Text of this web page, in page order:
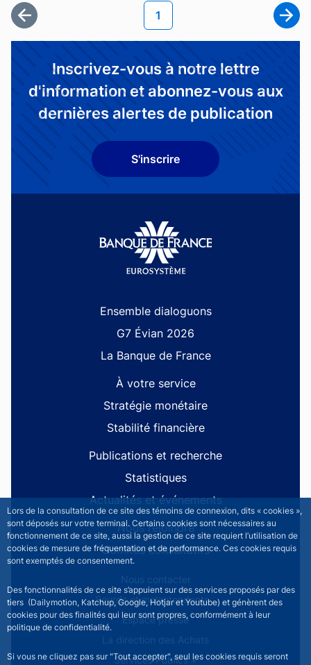
Lors de la consultation de ce site des témoins de connexion, dits « cookies »,
sont déposés sur votre terminal. Certains cookies sont nécessaires au
fonctionnement de ce site, aussi la gestion de ce site requiert l’utilisation de
cookies de mesure de fréquentation et de performance. Ces cookies requis
sont exemptés de consentement.
Des fonctionnalités de ce site s’appuient sur des services proposés par des
tiers (Dailymotion, Katchup, Google, Hotjar et Youtube) et génèrent des
cookies pour des finalités qui leur sont propres, conformément à leur
politique de confidentialité.
Si vous ne cliquez pas sur "Tout accepter", seul les cookies requis seront
Première page
Page courante
1
Inscrivez-vous à notre lettre
d'information et abonnez-vous aux
dernières alertes de publication
S'inscrire
Site navigationEnsemble dialoguons
G7 Évian 2026
La Banque de France
À votre service
Stratégie monétaire
Stabilité financière
Publications et recherche
Statistiques
Actualités et événements
Nous rejoindre
Comités consultatifs
Footer secondary menuNous contacter
Sourds et malentendants
Espace presse
La direction des Achats
Services Publics +